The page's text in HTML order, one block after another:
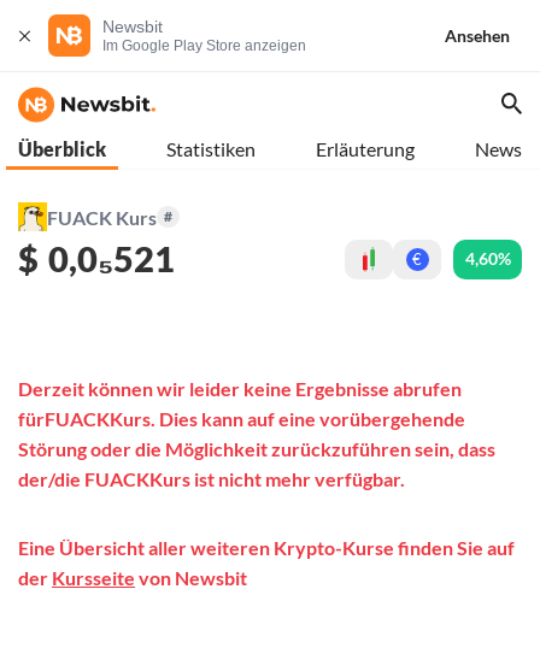
Newsbit
Im Google Play Store anzeigen
Ansehen
Überblick Statistiken Erläuterung News
FUACK Kurs #
$ 0,0₅521 € 4,60%
Derzeit können wir leider keine Ergebnisse abrufen
fürFUACKKurs. Dies kann auf eine vorübergehende
Störung oder die Möglichkeit zurückzuführen sein, dass
der/die FUACKKurs ist nicht mehr verfügbar.
Eine Übersicht aller weiteren Krypto-Kurse finden Sie auf
der Kursseite von Newsbit